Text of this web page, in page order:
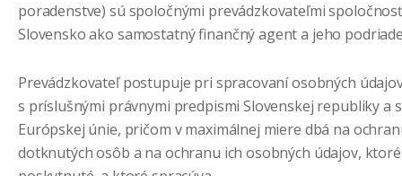
poradenstve) sú spoločnými prevádzkovateľmi spoločnosť
Slovensko ako samostatný finančný agent a jeho
Prevádzkovateľ postupuje pri spracovaní osobných
s príslušnými právnymi predpismi Slovenskej republiky a
Európskej únie, pričom v maximálnej miere dbá na
dotknutých osôb a na ochranu ich osobných údajov,